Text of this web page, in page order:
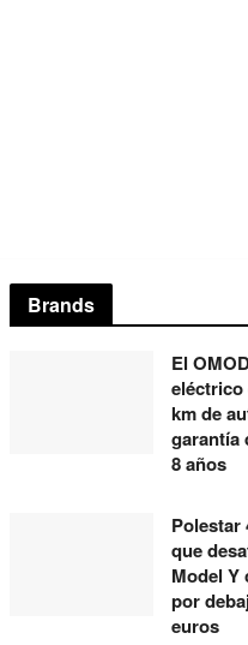
Brands
El
eléctrico
km de
garantía
8 años
Polestar
que
Model Y
por
euros